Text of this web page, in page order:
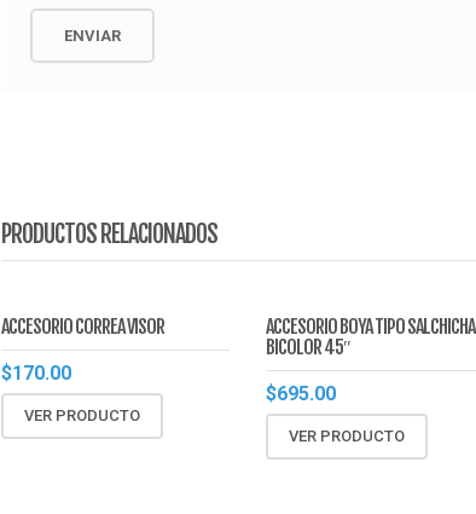
PRODUCTOS RELACIONADOS
ACCESORIO CORREA VISOR
$170.00
VER PRODUCTO
ACCESORIO BOYA TIPO SALCHICHA
BICOLOR 45″
$695.00
VER PRODUCTO